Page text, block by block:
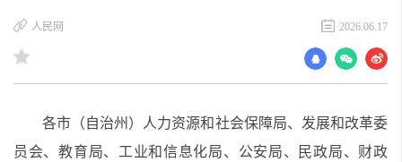
​人民网 2026.06.17
各市（自治州）人力资源和社会保障局、发展和改革委
员会、教育局、工业和信息化局、公安局、民政局、财政